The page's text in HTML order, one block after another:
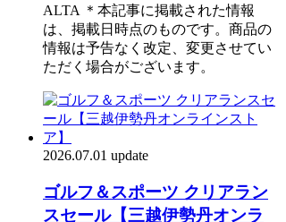
ALTA ＊本記事に掲載された情報
は、掲載日時点のものです。商品の
情報は予告なく改定、変更させてい
ただく場合がございます。
2026.07.01 update
ゴルフ＆スポーツ クリアラン
スセール【三越伊勢丹オンラ